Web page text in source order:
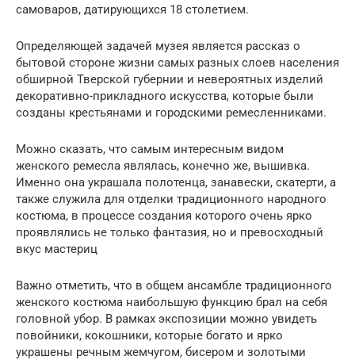
самоваров, датирующихся 18 столетием.
Определяющей задачей музея является рассказ о
бытовой стороне жизни самых разных слоев населения
обширной Тверской губернии и невероятных изделий
декоративно-прикладного искусства, которые были
созданы крестьянами и городскими ремесленниками.
Можно сказать, что самым интересным видом
женского ремесла являлась, конечно же, вышивка.
Именно она украшала полотенца, занавески, скатерти, а
также служила для отделки традиционного народного
костюма, в процессе создания которого очень ярко
проявлялись не только фантазия, но и превосходный
вкус мастериц
Важно отметить, что в общем ансамбле традиционного
женского костюма наибольшую функцию брал на себя
головной убор. В рамках экспозиции можно увидеть
повойники, кокошники, которые богато и ярко
украшены речным жемчугом, бисером и золотыми